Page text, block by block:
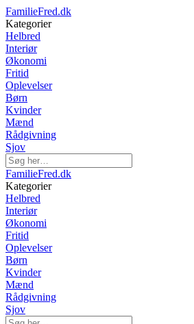
FamilieFred.dk
Kategorier
Helbred
Interiør
Økonomi
Fritid
Oplevelser
Børn
Kvinder
Mænd
Rådgivning
Sjov
FamilieFred.dk
Kategorier
Helbred
Interiør
Økonomi
Fritid
Oplevelser
Børn
Kvinder
Mænd
Rådgivning
Sjov